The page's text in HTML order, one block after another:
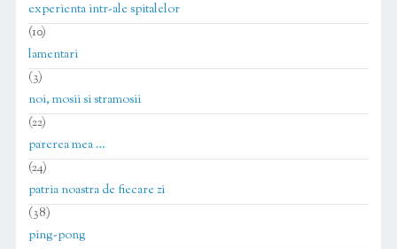
experienta intr-ale spitalelor
(10)
lamentari
(3)
noi, mosii si stramosii
(22)
parerea mea …
(24)
patria noastra de fiecare zi
(38)
ping-pong